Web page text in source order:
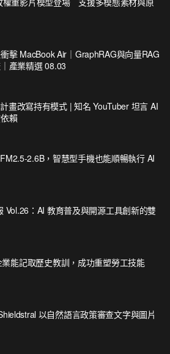
擊 MacBook Air｜GraphRAG與向量RAG
產業精選 08.03
畫改寫持有模式 | 知名 YouTuber 坦言 AI
賴
2.6B，智慧型手機也能順暢執行 AI
Vol.26：AI 教育普及與開源工具創新的雙
能記取歷史教訓，成功重塑勞工技能
以自然語言政策審查文字與圖片